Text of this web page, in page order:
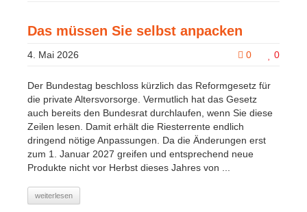
Das müssen Sie selbst anpacken
0 0
4. Mai 2026
Der Bundestag beschloss kürzlich das Reformgesetz für
die private Altersvorsorge. Vermutlich hat das Gesetz
auch bereits den Bundesrat durchlaufen, wenn Sie diese
Zeilen lesen. Damit erhält die Riesterrente endlich
dringend nötige Anpassungen. Da die Änderungen erst
zum 1. Januar 2027 greifen und entsprechend neue
Produkte nicht vor Herbst dieses Jahres von ...
weiterlesen